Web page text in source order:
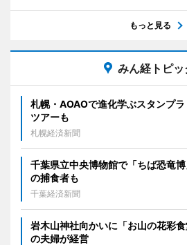
もっと見る
みん経トピッ
札幌・AOAOで進化学ぶスタンプ
ツアーも
札幌経済新聞
千葉県立中央博物館で「ちば恐竜
の捕食者も
千葉経済新聞
岩木山神社向かいに「お山の花彩
の夫婦が経営